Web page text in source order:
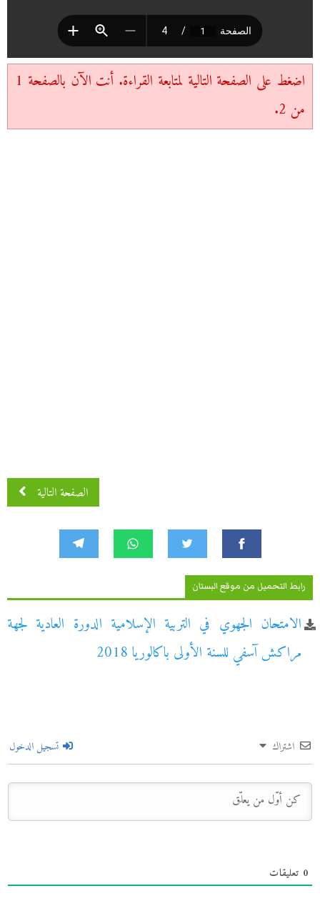
اضغط على الصفحة التالية لمتابعة القراءة. أنت الآن بالصفحة 1
من 2.
الصفحة التالية
رابط التحميل من موقع البستان
الامتحان الجهوي في التربية الإسلامية الدورة العادية لجهة
مراكش آسفي للسنة الأولى باكالوريا 2018
اشتراك تسجيل الدخول
0 تعليقات